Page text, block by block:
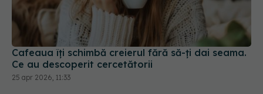
Cafeaua îți schimbă creierul fără să-ți dai seama.
Ce au descoperit cercetătorii
25 apr 2026, 11:33